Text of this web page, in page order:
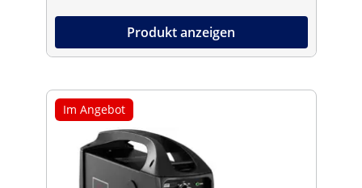
Produkt anzeigen
Im Angebot